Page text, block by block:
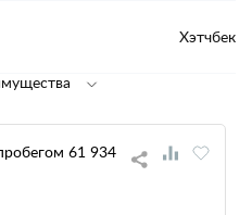
Хэтчбек
61 934